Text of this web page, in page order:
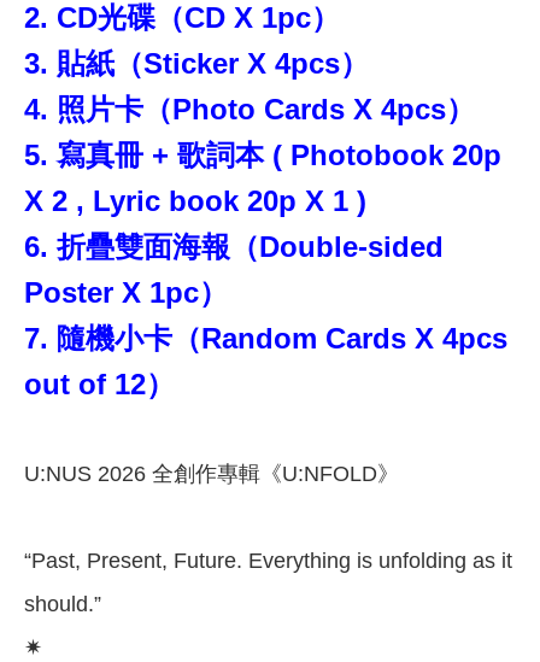
2. CD光碟（CD X 1pc）
3. 貼紙（Sticker X 4pcs）
4. 照片卡（Photo Cards X 4pcs）
5. 寫真冊 + 歌詞本 ( Photobook 20p
X 2 , Lyric book 20p X 1 )
6. 折疊雙面海報（Double-sided
Poster X 1pc）
7. 隨機小卡（Random Cards X 4pcs
out of 12）
U:NUS 2026 全創作專輯《U:NFOLD》
“Past, Present, Future. Everything is unfolding as it
should.”
✷